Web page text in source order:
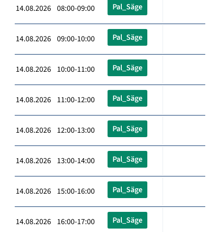
14.08.2026 08:00-09:00 Pal_Säge
14.08.2026 09:00-10:00 Pal_Säge
14.08.2026 10:00-11:00 Pal_Säge
14.08.2026 11:00-12:00 Pal_Säge
14.08.2026 12:00-13:00 Pal_Säge
14.08.2026 13:00-14:00 Pal_Säge
14.08.2026 15:00-16:00 Pal_Säge
14.08.2026 16:00-17:00 Pal_Säge